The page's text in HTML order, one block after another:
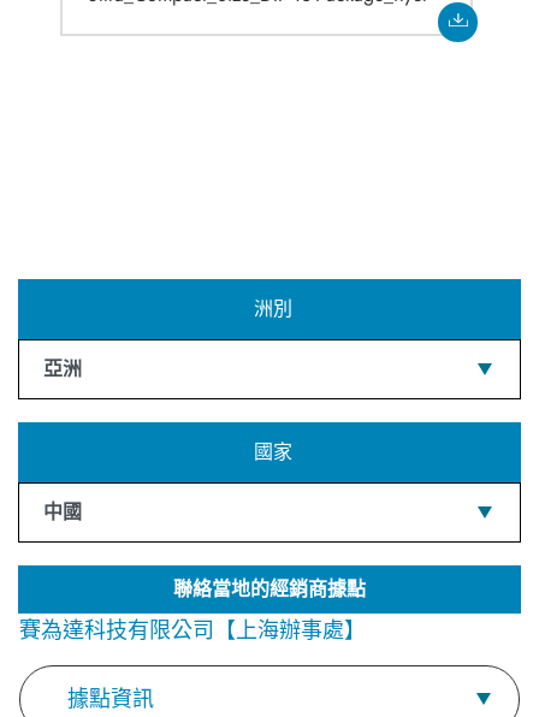
洲別
亞洲
國家
中國
聯絡當地的經銷商據點
賽為達科技有限公司【上海辦事處】
據點資訊